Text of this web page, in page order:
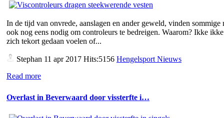
In de tijd van onvrede, aanslagen en ander geweld, vinden sommige
ook nog eens nodig om controleurs te bedreigen. Waarom? Ikke
zich tekort gedaan voelen of...
Stephan 11 apr 2017 Hits:5156 Hengelsport Nieuws
Read more
Overlast in Beverwaard door vissterfte i…